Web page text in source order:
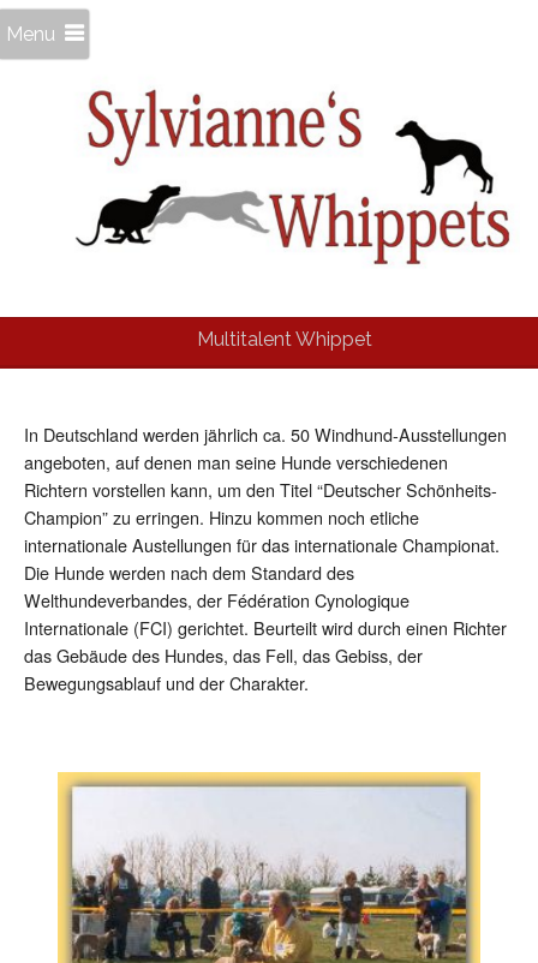
Menu
Multitalent Whippet
In Deutschland werden jährlich ca. 50 Windhund-Ausstellungen
angeboten, auf denen man seine Hunde verschiedenen
Richtern vorstellen kann, um den Titel “Deutscher Schönheits-
Champion” zu erringen. Hinzu kommen noch etliche
internationale Austellungen für das internationale Championat.
Die Hunde werden nach dem Standard des
Welthundeverbandes, der Fédération Cynologique
Internationale (FCI) gerichtet. Beurteilt wird durch einen Richter
das Gebäude des Hundes, das Fell, das Gebiss, der
Bewegungsablauf und der Charakter.